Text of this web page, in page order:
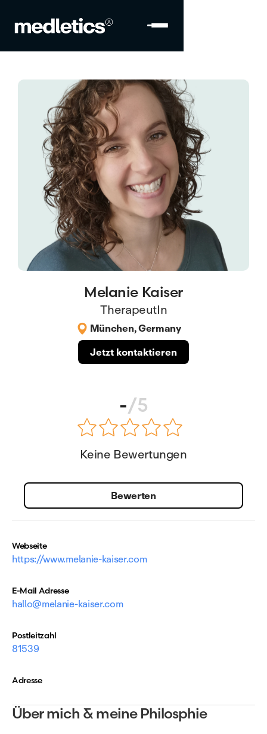
Melanie Kaiser
TherapeutIn
München, Germany
Jetzt kontaktieren
-/5
Keine Bewertungen
Bewerten
Webseite
https://www.melanie-kaiser.com
E-Mail Adresse
hallo@melanie-kaiser.com
Postleitzahl
81539
Adresse
Über mich & meine Philosphie